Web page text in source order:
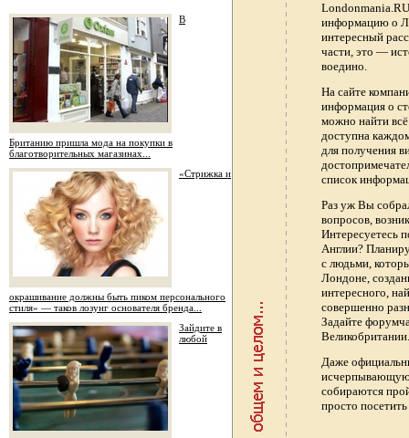
В
Британию пришла мода на покупки в
благотворительных магазинах...
«Стрижка и
окрашивание должны быть пиком персонального
стиля» — таков лозунг основателя бренда...
Зайдите в
любой
информацию о
интересный
части, это —
воедино.
На сайте
информация о
можно найти
доступна
для получения
список
Раз уж Вы
вопросов,
Интересуетесь
Англии?
с людьми,
Лондоне,
интересного,
совершенно
Задайте
Даже
исчерпывающую
собираются
просто